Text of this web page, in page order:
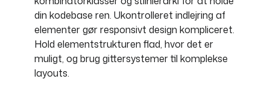
din kodebase ren. Ukontrolleret indlejring af
elementer gør responsivt design kompliceret.
Hold elementstrukturen flad, hvor det er
muligt, og brug gittersystemer til komplekse
layouts.